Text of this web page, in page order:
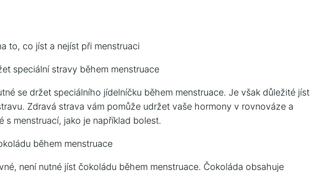
to, co jíst a nejíst při menstruaci
speciální stravy během menstruace
se držet speciálního jídelníčku během menstruace. Je však důležité jíst
Zdravá strava vám pomůže udržet vaše hormony v rovnováze a
s menstruací, jako je například bolest.
během menstruace
není nutné jíst čokoládu během menstruace. Čokoláda obsahuje